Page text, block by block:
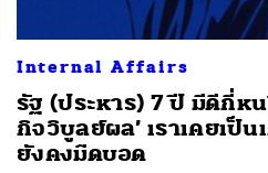
Internal Affairs
รัฐ (ประหาร) 7 ปี มีดีกี่ห
กิจวิบูลย์ผล’ เราเคยเป็
ยังคงมืดบอด